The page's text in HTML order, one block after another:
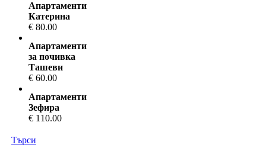
Апартаменти
Катерина
€ 80.00
Апартаменти
за почивка
Ташеви
€ 60.00
Апартаменти
Зефира
€ 110.00
Търси